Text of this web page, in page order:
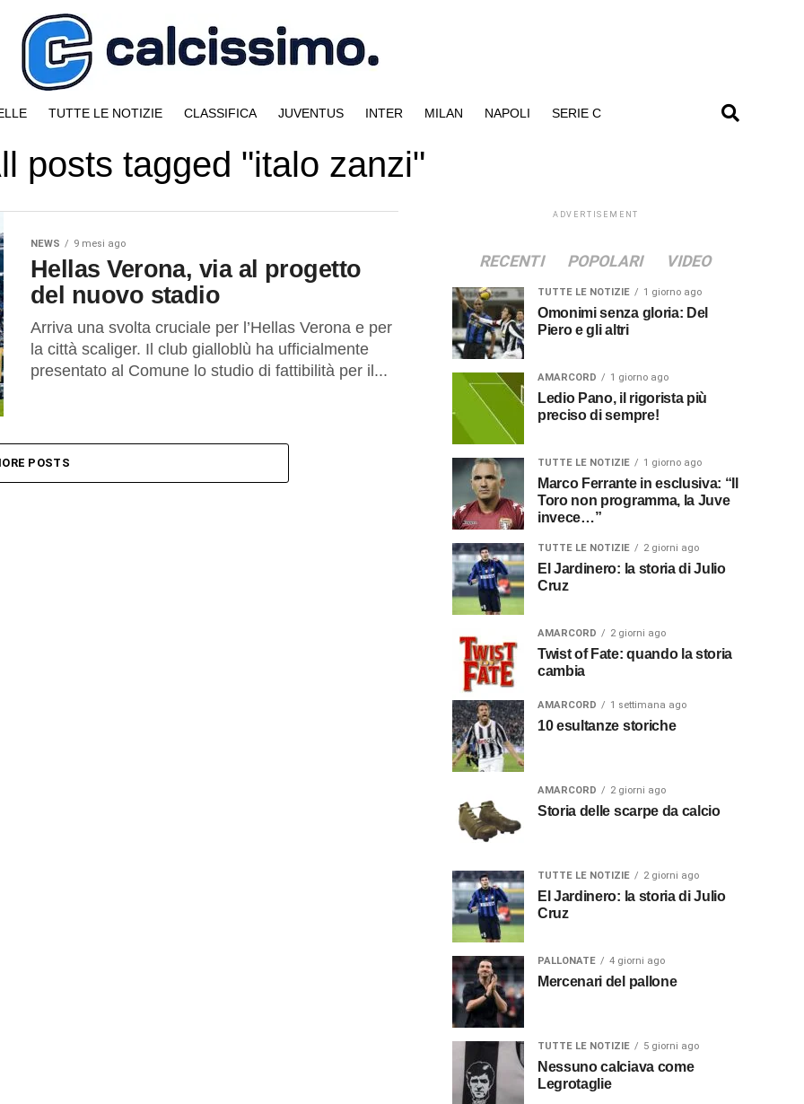
TUTTE LE NOTIZIE CLASSIFICA JUVENTUS INTER MILAN NAPOLI SERIE C
posts tagged "italo zanzi"
NEWS 9 mesi ago
Hellas Verona, via al progetto
del nuovo stadio
Arriva una svolta cruciale per l’Hellas Verona e per
la città scaliger. Il club gialloblù ha ufficialmente
presentato al Comune lo studio di fattibilità per il...
POSTS
ADVERTISEMENT
RECENTI POPOLARI VIDEO
TUTTE LE NOTIZIE 1 giorno ago
Omonimi senza gloria: Del
Piero e gli altri
AMARCORD 1 giorno ago
Ledio Pano, il rigorista più
preciso di sempre!
TUTTE LE NOTIZIE 1 giorno ago
Marco Ferrante in esclusiva: “Il
Toro non programma, la Juve
invece…”
TUTTE LE NOTIZIE 2 giorni ago
El Jardinero: la storia di Julio
Cruz
AMARCORD 2 giorni ago
Twist of Fate: quando la storia
cambia
AMARCORD 1 settimana ago
10 esultanze storiche
AMARCORD 2 giorni ago
Storia delle scarpe da calcio
TUTTE LE NOTIZIE 2 giorni ago
El Jardinero: la storia di Julio
Cruz
PALLONATE 4 giorni ago
Mercenari del pallone
TUTTE LE NOTIZIE 5 giorni ago
Nessuno calciava come
Legrotaglie